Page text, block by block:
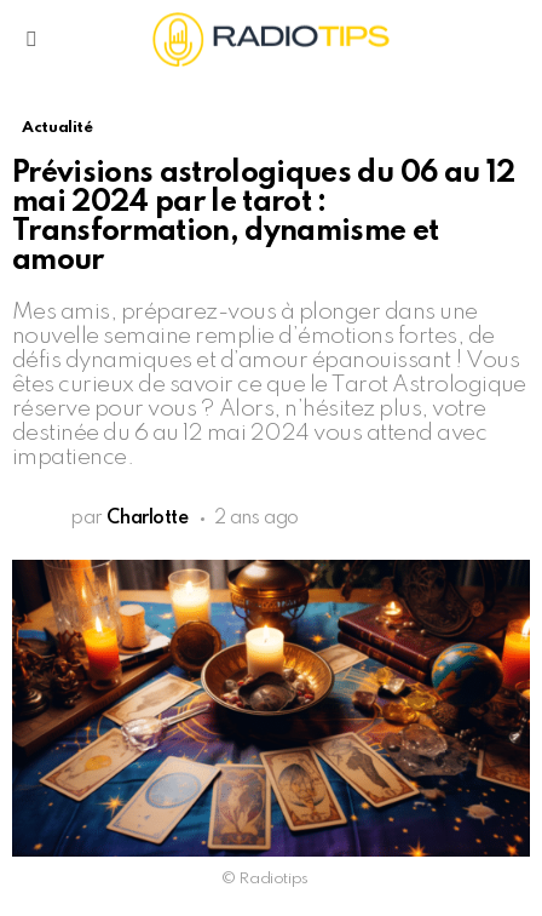
Actualité
Prévisions astrologiques du 06 au 12
mai 2024 par le tarot :
Transformation, dynamisme et
amour
Mes amis, préparez-vous à plonger dans une
nouvelle semaine remplie d’émotions fortes, de
défis dynamiques et d’amour épanouissant ! Vous
êtes curieux de savoir ce que le Tarot Astrologique
réserve pour vous ? Alors, n’hésitez plus, votre
destinée du 6 au 12 mai 2024 vous attend avec
impatience.
par Charlotte 2 ans ago
© Radiotips